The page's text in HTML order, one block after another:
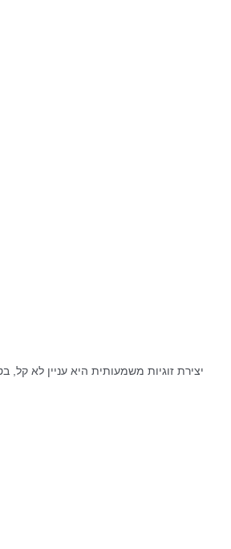
יצירת זוגיות משמעותית היא עניין לא